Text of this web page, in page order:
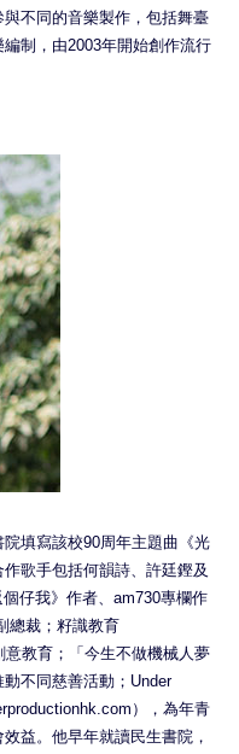
不同的音樂製作，包括舞臺
制，由2003年開始創作流行
填寫該校90周年主題曲《光
歌手包括何韻詩、許廷鏗及
仔我》作者、am730專欄作
總裁；籽識教育
意教育；「今生不做機械人夢
不同慈善活動；Under
），為年青
益。他早年就讀民生書院，